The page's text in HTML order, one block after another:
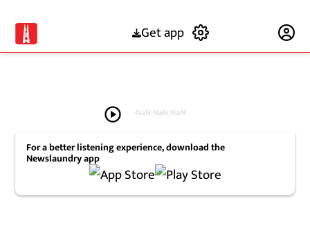
Get app
play_circle -NaN:NaN:NaN
For a better listening experience, download the
Newslaundry app